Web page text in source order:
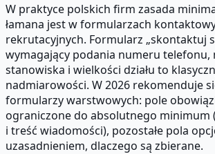
W praktyce polskich firm zasada
łamana jest w formularzach
rekrutacyjnych. Formularz „skontaktuj
wymagający podania numeru telefonu,
stanowiska i wielkości działu to
nadmiarowości. W 2026 rekomenduje
formularzy warstwowych: pole
ograniczone do absolutnego minimum
i treść wiadomości), pozostałe pola
uzasadnieniem, dlaczego są zbierane.